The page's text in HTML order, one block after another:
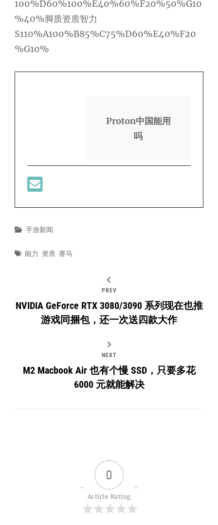
100%D60%100%E40%60%F20%50%G10
%40%脚质资质智力
S110%A100%B85%C75%D60%E40%F20
%G10%
Proton中国能用
吗
Categories
手游新闻
Tags
能力 资质 赛马
PREV
NVIDIA GeForce RTX 3080/3090 系列现在也推
游戏同捆包，还一次送四款大作
NEXT
M2 Macbook Air 也有个慢 SSD，只要多花
6000 元就能解决
0
Article Rating